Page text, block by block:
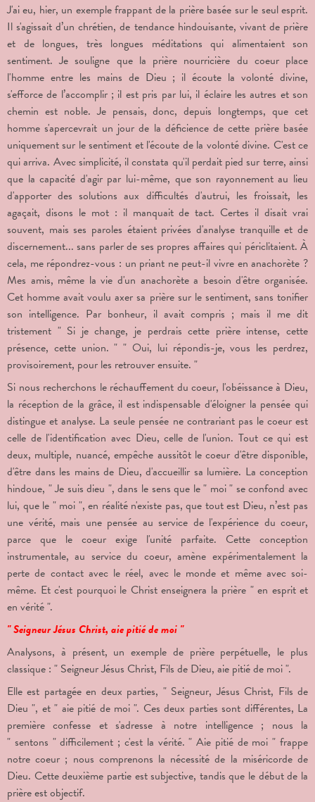
J'ai eu, hier, un exemple frappant de la prière basée sur le seul esprit.
Il s'agissait d’un chrétien, de tendance hindouisante, vivant de prière
et de longues, très longues méditations qui alimentaient son
sentiment. Je souligne que la prière nourricière du coeur place
l'homme entre les mains de Dieu ; il écoute la volonté divine,
s'efforce de l’accomplir ; il est pris par lui, il éclaire les autres et son
chemin est noble. Je pensais, donc, depuis longtemps, que cet
homme s'apercevrait un jour de la déficience de cette prière basée
uniquement sur le sentiment et l'écoute de la volonté divine. C'est ce
qui arriva. Avec simplicité, il constata qu'il perdait pied sur terre, ainsi
que la capacité d'agir par lui-même, que son rayonnement au lieu
d'apporter des solutions aux difficultés d'autrui, les froissait, les
agaçait, disons le mot : il manquait de tact. Certes il disait vrai
souvent, mais ses paroles étaient privées d'analyse tranquille et de
discernement... sans parler de ses propres affaires qui périclitaient. À
cela, me répondrez-vous : un priant ne peut-il vivre en anachorète ?
Mes amis, même la vie d'un anachorète a besoin d'être organisée.
Cet homme avait voulu axer sa prière sur le sentiment, sans tonifier
son intelligence. Par bonheur, il avait compris ; mais il me dit
tristement " Si je change, je perdrais cette prière intense, cette
présence, cette union. " " Oui, lui répondis-je, vous les perdrez,
provisoirement, pour les retrouver ensuite. "
Si nous recherchons le réchauffement du coeur, l'obéissance à Dieu,
la réception de la grâce, il est indispensable d'éloigner la pensée qui
distingue et analyse. La seule pensée ne contrariant pas le coeur est
celle de l'identification avec Dieu, celle de l'union. Tout ce qui est
deux, multiple, nuancé, empêche aussitôt le coeur d'être disponible,
d'être dans les mains de Dieu, d'accueillir sa lumière. La conception
hindoue, " Je suis dieu ", dans le sens que le " moi " se confond avec
lui, que le " moi ", en réalité n'existe pas, que tout est Dieu, n’est pas
une vérité, mais une pensée au service de l'expérience du coeur,
parce que le coeur exige l'unité parfaite. Cette conception
instrumentale, au service du coeur, amène expérimentalement la
perte de contact avec le réel, avec le monde et même avec soi-
même. Et c'est pourquoi le Christ enseignera la prière " en esprit et
en vérité ".
" Seigneur Jésus Christ, aie pitié de moi "
Analysons, à présent, un exemple de prière perpétuelle, le plus
classique : " Seigneur Jésus Christ, Fils de Dieu, aie pitié de moi ".
Elle est partagée en deux parties, " Seigneur, Jésus Christ, Fils de
Dieu ", et " aie pitié de moi ". Ces deux parties sont différentes, La
première confesse et s'adresse à notre intelligence ; nous la
" sentons " difficilement ; c'est la vérité. " Aie pitié de moi " frappe
notre coeur ; nous comprenons la nécessité de la miséricorde de
Dieu. Cette deuxième partie est subjective, tandis que le début de la
prière est objectif.